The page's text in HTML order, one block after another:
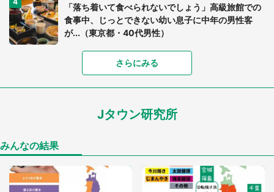
「落ち着いて食べられないでしょう」高級旅館での
食事中、じっとできない幼い息子に中年の男性客
が...（東京都・40代男性）
「富豪すぎ」1歳息子の〝店頭駄々こね〟の内容に1.
7万人驚がく 「お菓子売り場ならまだしも...」「ハ
ードル高い」
あまりにも四角すぎる猫、激写される 「これもう
「閉所恐怖症の私は新幹線で大パニック。隣席の青
年に『手を繋いで』とお願いしたら...」 体験談に
さらにみる
Jタウン研究所
みんなの結果